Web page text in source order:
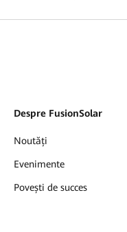
Despre FusionSolar
Noutăți
Evenimente
Povești de succes